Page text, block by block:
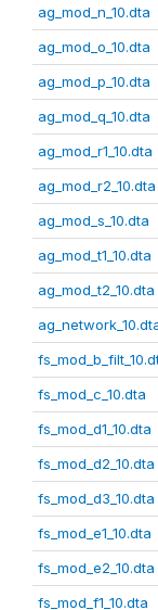
ag_mod_n_10.dta
ag_mod_o_10.dta
ag_mod_p_10.dta
ag_mod_q_10.dta
ag_mod_r1_10.dta
ag_mod_r2_10.dta
ag_mod_s_10.dta
ag_mod_t1_10.dta
ag_mod_t2_10.dta
fs_mod_c_10.dta
fs_mod_d1_10.dta
fs_mod_d2_10.dta
fs_mod_d3_10.dta
fs_mod_e1_10.dta
fs_mod_e2_10.dta
fs_mod_f1_10.dta